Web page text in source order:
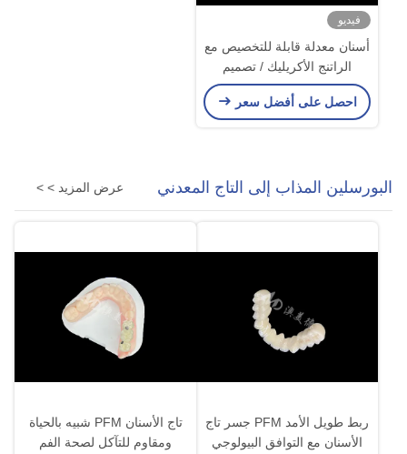
فيديو
أسنان معدلة قابلة للتخصيص مع
الراتنج الأكريليك / تصميم
القاعدة المعدنية
احصل على أفضل سعر
البورسلين المذاب إلى التاج المعدني عرض المزيد > >
ربط طويل الأمد PFM جسر تاج
الأسنان مع التوافق البيولوجي
تاج الأسنان PFM شبيه بالحياة
ومقاوم للتآكل لصحة الفم